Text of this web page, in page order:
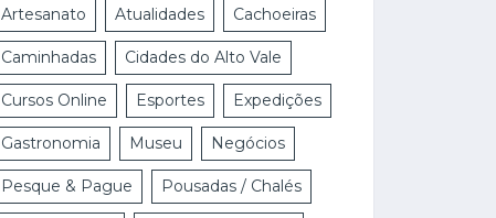
Artesanato Atualidades Cachoeiras
Caminhadas Cidades do Alto Vale
Cursos Online Esportes Expedições
Gastronomia Museu Negócios
Pesque & Pague Pousadas / Chalés